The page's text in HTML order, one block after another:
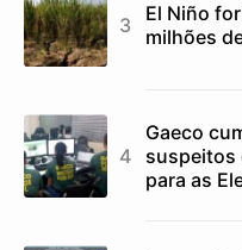
El Niño
milhões
Gaeco
suspeitos
para as